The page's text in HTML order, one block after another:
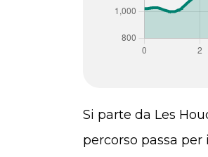
Si parte da Les
percorso passa